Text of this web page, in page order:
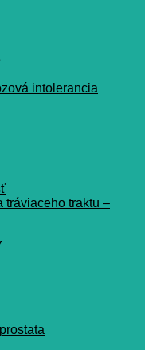
intolerancia
tráviaceho traktu –